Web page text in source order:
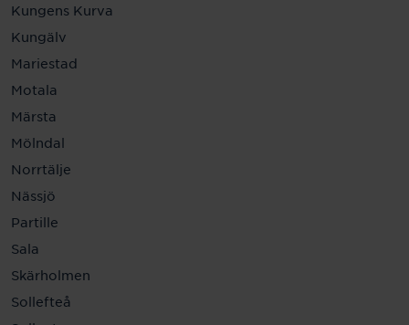
Kungens Kurva
Kungälv
Mariestad
Motala
Märsta
Mölndal
Norrtälje
Nässjö
Partille
Sala
Skärholmen
Sollefteå